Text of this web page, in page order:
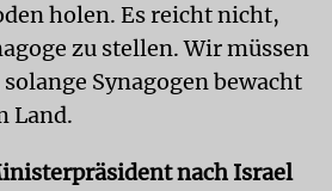
holen. Es reicht nicht,
zu stellen. Wir müssen
Synagogen bewacht
Land.
nach Israel